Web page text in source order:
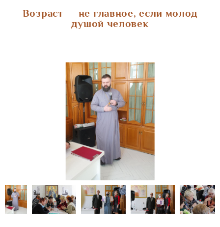
Возраст — не главное, если молод
душой человек